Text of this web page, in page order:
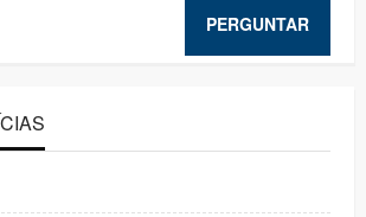
PERGUNTAR